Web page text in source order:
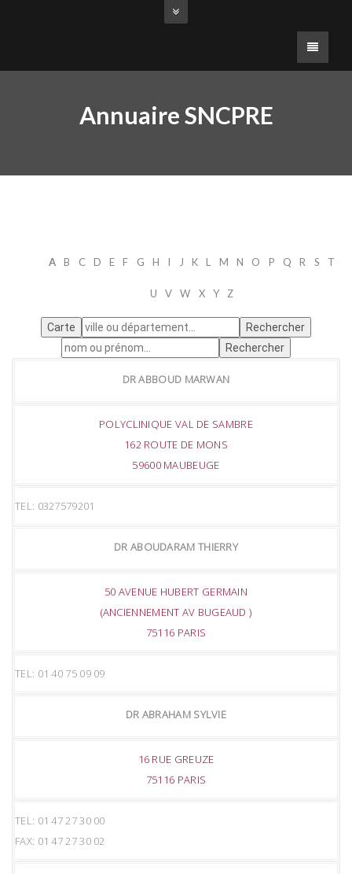
Annuaire SNCPRE
A B C D E F G H I J K L M N O P Q R S T
U V W X Y Z
DR ABBOUD MARWAN
POLYCLINIQUE VAL DE SAMBRE
162 ROUTE DE MONS
59600 MAUBEUGE
TEL: 0327579201
DR ABOUDARAM THIERRY
50 AVENUE HUBERT GERMAIN
(ANCIENNEMENT AV BUGEAUD )
75116 PARIS
TEL: 01 40 75 09 09
DR ABRAHAM SYLVIE
16 RUE GREUZE
75116 PARIS
TEL: 01 47 27 30 00
FAX: 01 47 27 30 02